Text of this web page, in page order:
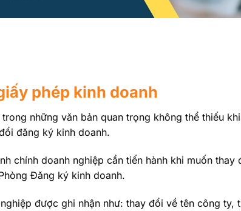
phép kinh doanh
những văn bản quan trọng không thể thiếu
đăng ký kinh doanh.
chính doanh nghiệp cần tiến hành khi muốn
Đăng ký kinh doanh.
được ghi nhận như: thay đổi về tên công ty,